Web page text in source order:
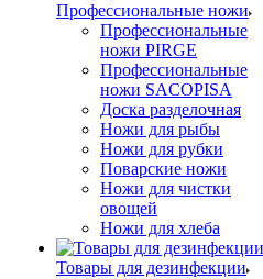
Профессиональные ножи
Профессиональные
ножи PIRGE
Профессиональные
ножи SACOPISA
Доска разделочная
Ножи для рыбы
Ножи для рубки
Поварские ножи
Ножи для чистки
овощей
Ножи для хлеба
Товары для дезинфекции